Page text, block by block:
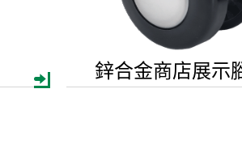
鋅合金商店展示